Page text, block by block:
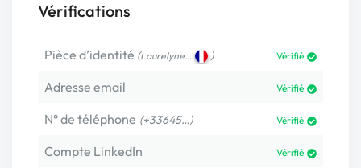
Vérifications
Pièce d’identité (Laurelyne… ) Vérifié
Adresse email Vérifié
N° de téléphone (+33645…) Vérifié
Compte LinkedIn Vérifié